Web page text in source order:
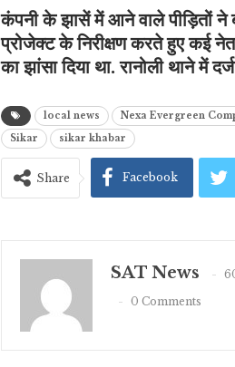
कंपनी के झासें में आने वाले पीड़ितों ने
प्रोजेक्ट के निरीक्षण करते हुए कई
का झांसा दिया था. रानोली थाने में
local news Nexa Evergreen
Sikar
sikar khabar
Share Facebook
SAT News
0 Comments